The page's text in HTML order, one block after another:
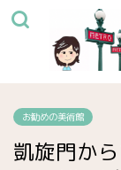
お勧めの美術館
凱旋門か